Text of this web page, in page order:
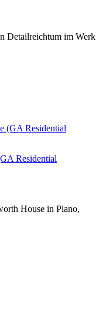
Detailreichtum im Werk
Residential
House in Plano,